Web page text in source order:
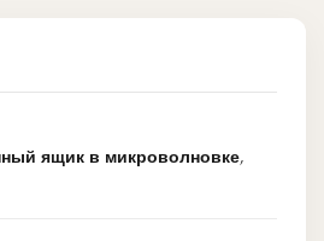
ящик в микроволновке,